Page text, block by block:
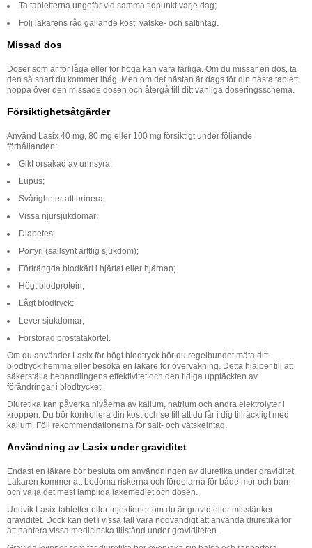
Ta tabletterna ungefär vid samma tidpunkt varje dag;
Följ läkarens råd gällande kost, vätske- och saltintag.
Missad dos
Doser som är för låga eller för höga kan vara farliga. Om du missar en dos, ta
den så snart du kommer ihåg. Men om det nästan är dags för din nästa tablett,
hoppa över den missade dosen och återgå till ditt vanliga doseringsschema.
Försiktighetsåtgärder
Använd Lasix 40 mg, 80 mg eller 100 mg försiktigt under följande
förhållanden:
Gikt orsakad av urinsyra;
Lupus;
Svårigheter att urinera;
Vissa njursjukdomar;
Diabetes;
Porfyri (sällsynt ärftlig sjukdom);
Förträngda blodkärl i hjärtat eller hjärnan;
Högt blodprotein;
Lågt blodtryck;
Lever sjukdomar;
Förstorad prostatakörtel.
Om du använder Lasix för högt blodtryck bör du regelbundet mäta ditt
blodtryck hemma eller besöka en läkare för övervakning. Detta hjälper till att
säkerställa behandlingens effektivitet och den tidiga upptäckten av
förändringar i blodtrycket.
Diuretika kan påverka nivåerna av kalium, natrium och andra elektrolyter i
kroppen. Du bör kontrollera din kost och se till att du får i dig tillräckligt med
kalium. Följ rekommendationerna för salt- och vätskeintag.
Användning av Lasix under graviditet
Endast en läkare bör besluta om användningen av diuretika under graviditet.
Läkaren kommer att bedöma riskerna och fördelarna för både mor och barn
och välja det mest lämpliga läkemedlet och dosen.
Undvik Lasix-tabletter eller injektioner om du är gravid eller misstänker
graviditet. Dock kan det i vissa fall vara nödvändigt att använda diuretika för
att hantera vissa medicinska tillstånd under graviditeten.